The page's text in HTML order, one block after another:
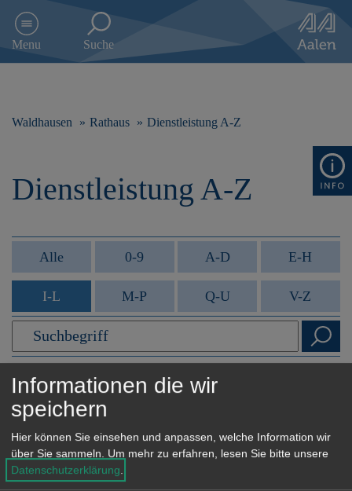
e
p
e
Menu Suche
Waldhausen Rathaus Dienstleistung A-Z
Dienstleistung A-Z
Alle 0-9 A-D E-H
I-L M-P Q-U V-Z
K
Kindererziehungszeiten,
Bescheinigung
Informationen die wir
speichern
Hier können Sie einsehen und anpassen, welche Information wir
über Sie sammeln.
Um mehr zu erfahren, lesen Sie bitte unsere
Datenschutzerklärung